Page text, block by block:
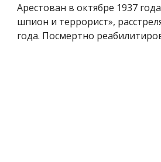
Арестован в октябре 1937
шпион и террорист»,
года. Посмертно